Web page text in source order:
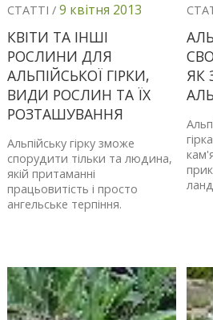
СТАТТІ / 9 квітня 2013
КВІТИ ТА ІНШІ
РОСЛИНИ ДЛЯ
АЛЬПІЙСЬКОЇ ГІРКИ,
ВИДИ РОСЛИН ТА ЇХ
РОЗТАШУВАННЯ
Альпійську гірку зможе
спорудити тільки та людина,
якій притаманні
працьовитість і просто
ангельське терпіння.
ЯК